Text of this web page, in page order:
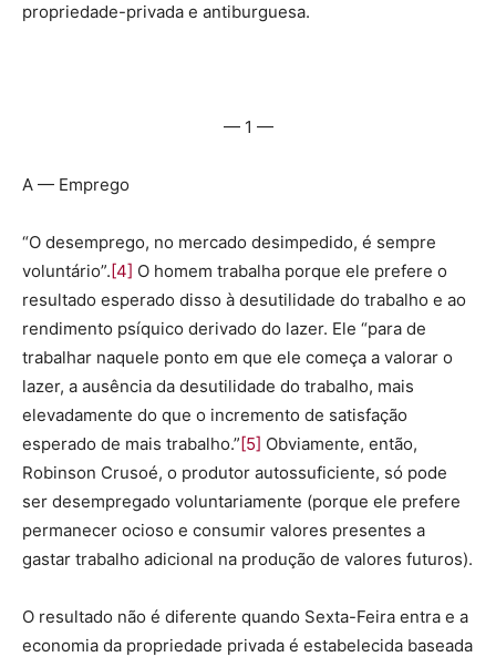
propriedade-privada e antiburguesa.
— 1 —
A — Emprego
“O desemprego, no mercado desimpedido, é sempre
voluntário”.[4] O homem trabalha porque ele prefere o
resultado esperado disso à desutilidade do trabalho e ao
rendimento psíquico derivado do lazer. Ele “para de
trabalhar naquele ponto em que ele começa a valorar o
lazer, a ausência da desutilidade do trabalho, mais
elevadamente do que o incremento de satisfação
esperado de mais trabalho.”[5] Obviamente, então,
Robinson Crusoé, o produtor autossuficiente, só pode
ser desempregado voluntariamente (porque ele prefere
permanecer ocioso e consumir valores presentes a
gastar trabalho adicional na produção de valores futuros).
O resultado não é diferente quando Sexta-Feira entra e a
economia da propriedade privada é estabelecida baseada